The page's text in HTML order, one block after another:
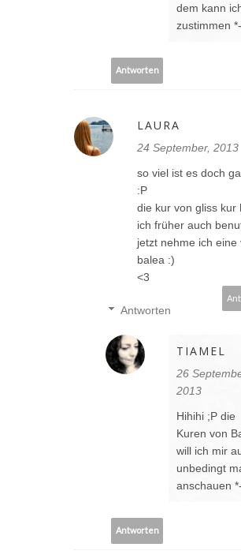
dem kann
zustimmen
Antworten
LAURA
24 September, 2013
so viel ist es doch
:P
die kur von gliss kur
ich früher auch
jetzt nehme ich eine
balea :)
<3
Antworten
TIAMEL
26
2013
Hihihi ;P die
Kuren von
will ich mir
unbedingt
anschauen
Antworten